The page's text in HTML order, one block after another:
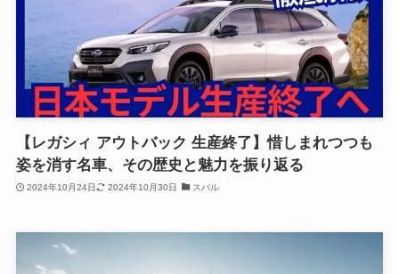
【レガシィ アウトバック 生産終了】惜しまれつつも
姿を消す名車、その歴史と魅力を振り返る
2024年10月24日 2024年10月30日 スバル